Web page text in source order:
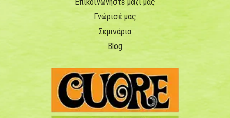
Γνώρισέ μας
Σεμινάρια
Blog